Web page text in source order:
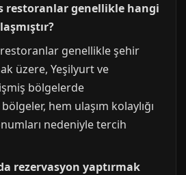
restoranlar genellikle hangi
restoranlar genellikle şehir
üzere, Yeşilyurt ve
bölgelerde
hem ulaşım kolaylığı
nedeniyle tercih
rezervasyon yaptırmak